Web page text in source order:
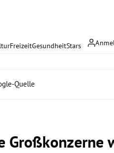
FreizeitGesundheitStars
Quelle
Großkonzerne